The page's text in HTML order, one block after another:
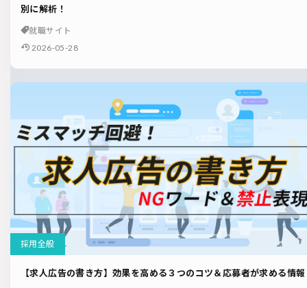
別に解析！
就職サイト
2026-05-28
採用全般
【求人広告の書き方】効果を高める３つのコツ＆応募者が求める情報